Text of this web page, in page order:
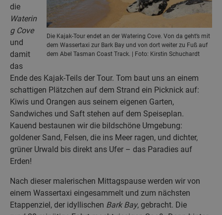
Die Kajak-Tour endet an der Watering Cove. Von da geht’s mit
dem Wassertaxi zur Bark Bay und von dort weiter zu Fuß auf
dem Abel Tasman Coast Track. | Foto: Kirstin Schuchardt
die
Waterin
g Cove
und
damit
das
Ende des Kajak-Teils der Tour. Tom baut uns an einem
schattigen Plätzchen auf dem Strand ein Picknick auf:
Kiwis und Orangen aus seinem eigenen Garten,
Sandwiches und Saft stehen auf dem Speiseplan.
Kauend bestaunen wir die bildschöne Umgebung:
goldener Sand, Felsen, die ins Meer ragen, und dichter,
grüner Urwald bis direkt ans Ufer – das Paradies auf
Erden!
Nach dieser malerischen Mittagspause werden wir von
einem Wassertaxi eingesammelt und zum nächsten
Etappenziel, der idyllischen Bark Bay, gebracht. Die